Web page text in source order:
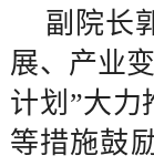
副院长
展、产业
计划”大力
等措施鼓